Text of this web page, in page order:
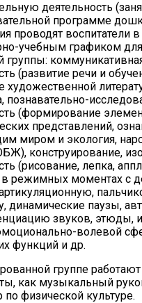
деятельность
программе
проводят воспитатели
учебным графиком
группы:
(развитие речи и
художественной
познавательно-
(формирование
представлений,
миром и экология,
конструирование,
(рисование, лепка,
в режимных моментах с
динамические паузы,
звуков, этюды,
волевой
функций и др.
группе работают
как музыкальный
по физической культуре.